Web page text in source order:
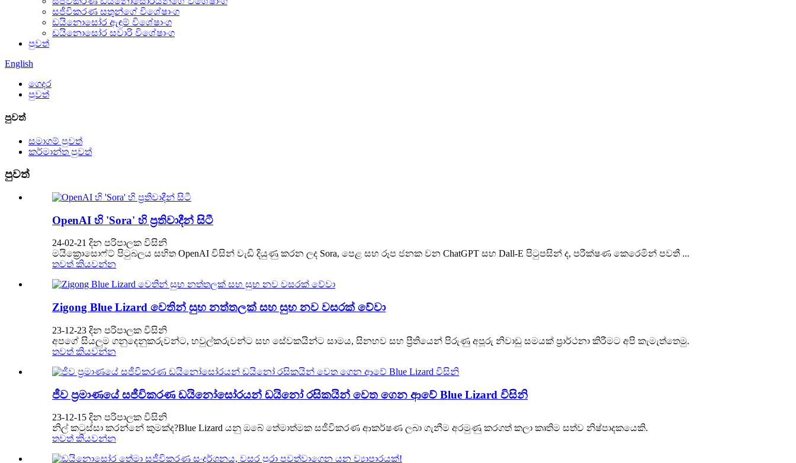
සජීවිකරණ සතුන්ගේ විශේෂාංග
ඩයිනොසෝර ඇඳුම් විශේෂාංග
ඩයිනොසෝර සවාරි විශේෂාංග
පුවත්
English
ගෙදර
පුවත්
පුවත්
සමාගම් පුවත්
කර්මාන්ත පුවත්
පුවත්
OpenAI හි 'Sora' හි ප්‍රතිවාදීන් සිටී
24-02-21 දින පරිපාලක විසිනි
මයික්‍රොසොෆ්ට් පිටුබලය සහිත OpenAI විසින් වැඩි දියුණු කරන ලද Sora, පෙළ සහ රූප ජනක වන ChatGPT සහ Dall-E පිටුපසින් ද, පරීක්ෂණ කෙරෙමින් පවතී ...
තවත් කියවන්න
Zigong Blue Lizard වෙතින් සුභ නත්තලක් සහ සුභ නව වසරක් වේවා
23-12-23 දින පරිපාලක විසිනි
අපගේ සියලුම ගනුදෙනුකරුවන්ට, හවුල්කරුවන්ට සහ සේවකයින්ට සාමය, සිනහව සහ ප්‍රීතියෙන් පිරුණු අපූරු නිවාඩු සමයක් ප්‍රාර්ථනා කිරීමට අපි කැමැත්තෙමු.
තවත් කියවන්න
ජීව ප්‍රමාණයේ සජීවිකරණ ඩයිනෝසෝරයන් ඩයිනෝ රසිකයින් වෙත ගෙන ආවේ Blue Lizard විසිනි
23-12-15 දින පරිපාලක විසිනි
නිල් කටුස්සා කරන්නේ කුමක්ද?Blue Lizard යනු ඔබේ තේමාත්මක සජීවිකරණ ආකර්ෂණ ලබා ගැනීම අරමුණු කරගත් කලා කෘතිම සත්ව නිෂ්පාදකයෙකි.
තවත් කියවන්න